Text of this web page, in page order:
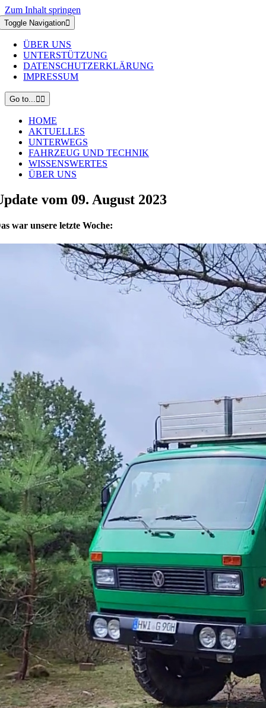
Zum Inhalt springen
Toggle Navigation
ÜBER UNS
UNTERSTÜTZUNG
DATENSCHUTZERKLÄRUNG
IMPRESSUM
Go to...
HOME
AKTUELLES
UNTERWEGS
FAHRZEUG UND TECHNIK
WISSENSWERTES
ÜBER UNS
vom 09. August 2023
war unsere letzte Woche: